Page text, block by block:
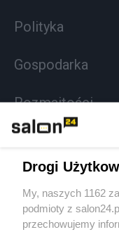
Polityka
Gospodarka
Rozmaitości
Sport
Społeczeństwo
Drogi
My, naszych 1162
podmioty z
przechowujemy